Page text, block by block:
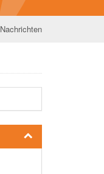
Nachrichten